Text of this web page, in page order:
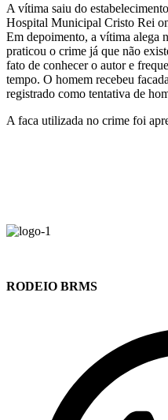
A vítima saiu do
Hospital Municipal Cristo Rei
Em depoimento, a vítima alega
praticou o crime já que não
fato de conhecer o autor e
tempo. O homem recebeu
registrado como tentativa de
A faca utilizada no crime foi
RODEIO BRMS